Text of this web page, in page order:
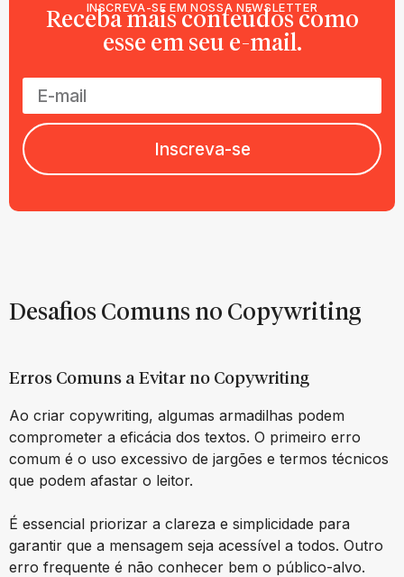
INSCREVA-SE EM NOSSA NEWSLETTER
Receba mais conteúdos como
esse em seu e-mail.
Inscreva-se
Desafios Comuns no Copywriting
Erros Comuns a Evitar no Copywriting
Ao criar copywriting, algumas armadilhas podem
comprometer a eficácia dos textos. O primeiro erro
comum é o uso excessivo de jargões e termos técnicos
que podem afastar o leitor.
É essencial priorizar a clareza e simplicidade para
garantir que a mensagem seja acessível a todos. Outro
erro frequente é não conhecer bem o público-alvo.